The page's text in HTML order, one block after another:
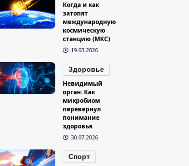
Когда и как
затопят
международную
космическую
станцию (МКС)
19.03.2026
Здоровье
Невидимый
орган: Как
микробиом
перевернул
понимание
здоровья
30.07.2026
Спорт